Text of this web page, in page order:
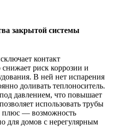
закрытой системы
контакт
снижает риск коррозии и
В ней нет испарения
доливать теплоноситель.
давлением, что повышает
использовать трубы
плюс — возможность
для домов с нерегулярным